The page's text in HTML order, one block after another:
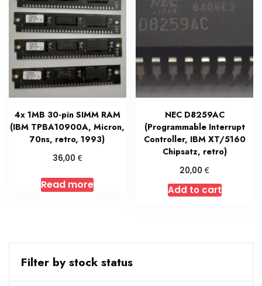
4x 1MB 30-pin SIMM RAM
(IBM TPBA10900A, Micron,
70ns, retro, 1993)
36,00 €
Read more
NEC D8259AC
(Programmable Interrupt
Controller, IBM XT/5160
Chipsatz, retro)
20,00€
Add to cart
Filter by stock status